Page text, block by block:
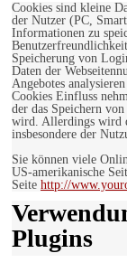
Cookies sind kleine
der Nutzer (PC,
Informationen zu
Speicherung von
Daten der
Angebotes
Cookies Einfluss
der das Speichern
wird. Allerdings wird
insbesondere der
Sie können viele
US-amerikanische
Seite http://
Plugins